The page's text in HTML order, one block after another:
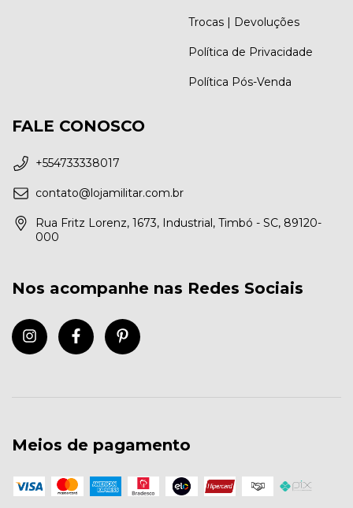
Trocas | Devoluções
Política de Privacidade
Política Pós-Venda
FALE CONOSCO
+554733338017
contato@lojamilitar.com.br
Rua Fritz Lorenz, 1673, Industrial, Timbó - SC, 89120-
000
Nos acompanhe nas Redes Sociais
Meios de pagamento